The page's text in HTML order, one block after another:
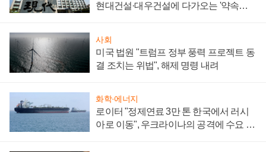
현대건설·대우건설에 다가오는 '약속의
사회
미국 법원 "트럼프 정부 풍력 프로젝트 동
결 조치는 위법", 해제 명령 내려
화학·에너지
로이터 "정제연료 3만 톤 한국에서 러시
아로 이동", 우크라이나의 공격에 수요 늘